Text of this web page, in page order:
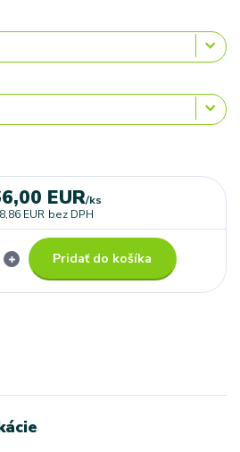
EUR/ks
EUR bez DPH
Pridať do košíka